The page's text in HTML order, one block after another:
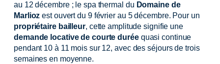
au 12 décembre ; le spa thermal du Domaine de
Marlioz est ouvert du 9 février au 5 décembre. Pour un
propriétaire bailleur, cette amplitude signifie une
demande locative de courte duréequasi continue
pendant 10 à 11 mois sur 12, avec des séjours de trois
semaines en moyenne.